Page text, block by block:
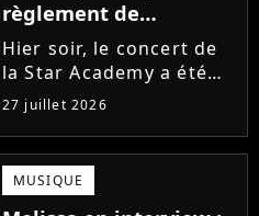
règlement de
comptes... Que s'est-il
passé au concert de
Bayonne hier soir ?
Hier soir, le concert de
la Star Academy a été
mouvementé. Quelques
minutes avant le show,
trois élèves ont
annoncé ne pas vouloir
monter sur scène pour
27 juillet 2026
MUSIQUE